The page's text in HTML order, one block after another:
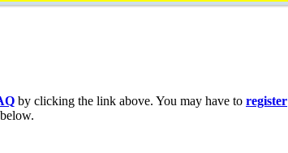
by clicking the link above. You may have to register